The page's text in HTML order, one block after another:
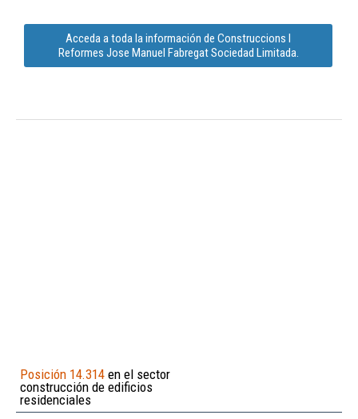
Acceda a toda la información de Construccions I
Reformes Jose Manuel Fabregat Sociedad Limitada.
Posición 14.314 en el sector
construcción de edificios
residenciales